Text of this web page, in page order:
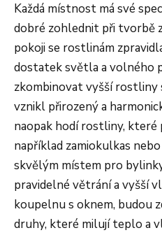
Každá místnost má své
dobré zohlednit při tvorbě
pokoji se rostlinám
dostatek světla a volného
zkombinovat vyšší rostliny
vznikl přirozený a
naopak hodí rostliny, které
například zamiokulkas
skvělým místem pro
pravidelné větrání a vyšší
koupelnu s oknem, budou
druhy, které milují teplo a